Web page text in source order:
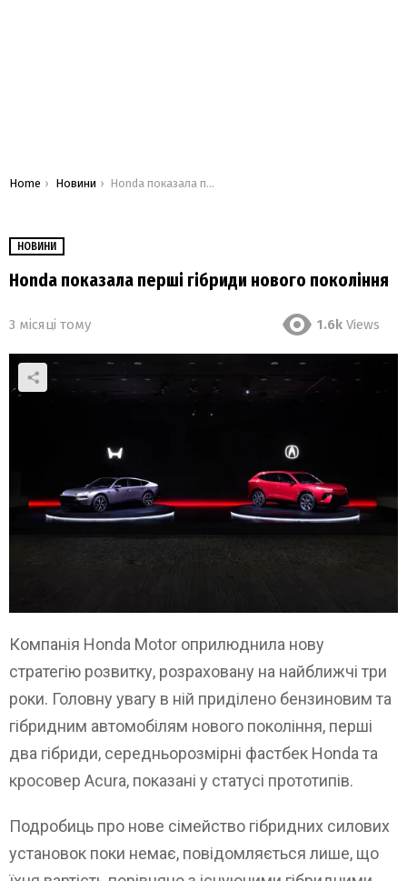
You are here:
Home Новини Honda показала перші гібриди нового покоління
НОВИНИ
Honda показала перші гібриди нового покоління
3 місяці тому 1.6k Views
Компанія Honda Motor оприлюднила нову
стратегію розвитку, розраховану на найближчі три
роки. Головну увагу в ній приділено бензиновим та
гібридним автомобілям нового покоління, перші
два гібриди, середньорозмірні фастбек Honda та
кросовер Acura, показані у статусі прототипів.
Подробиць про нове сімейство гібридних силових
установок поки немає, повідомляється лише, що